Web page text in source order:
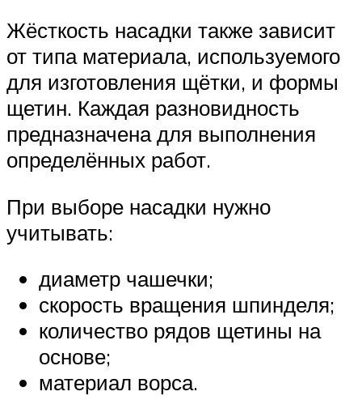
Жёсткость насадки также зависит
от типа материала, используемого
для изготовления щётки, и формы
щетин. Каждая разновидность
предназначена для выполнения
определённых работ.
При выборе насадки нужно
учитывать:
диаметр чашечки;
скорость вращения шпинделя;
количество рядов щетины на
основе;
материал ворса.